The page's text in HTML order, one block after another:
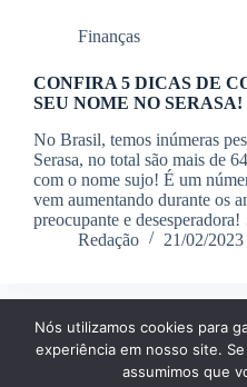
Finanças
CONFIRA 5 DICAS DE
SEU NOME NO SERASA!
No Brasil, temos inúmeras
Serasa, no total são mais de
com o nome sujo! É um
vem aumentando durante os
preocupante e
Redação
21/02/2023
Página Inícial
Entretenimento
Finanças
Nós utilizamos cookies para
experiência em nosso site.
assumimos que